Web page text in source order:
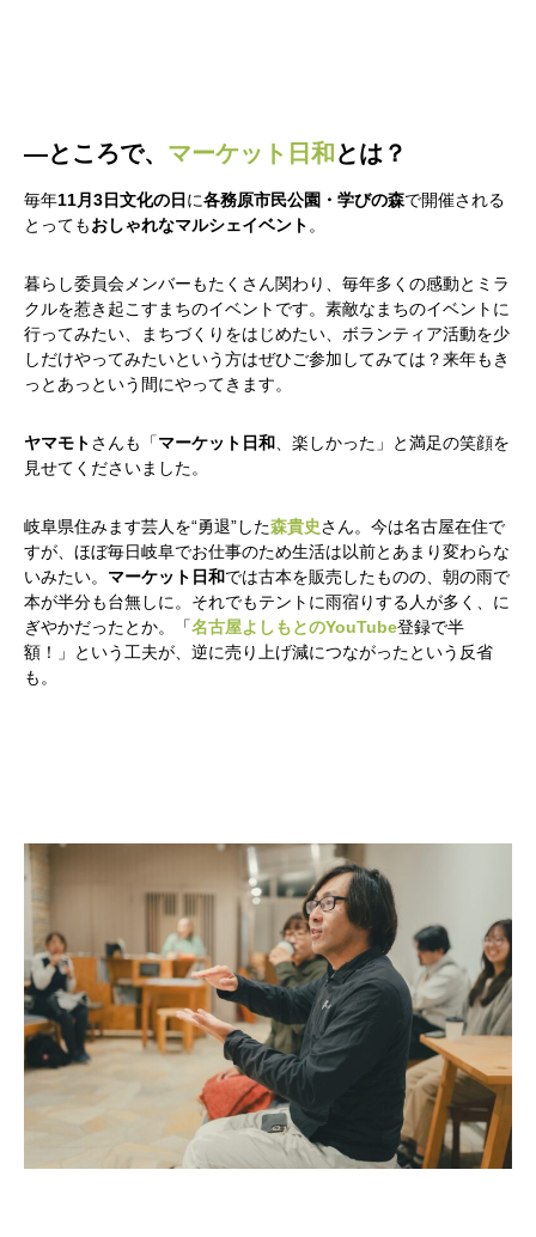
―ところで、 マーケット日和 とは？
毎年11月3日文化の日 に各務原市民公園・学びの森で開催される
とってもおしゃれなマルシェイベント 。
暮らし委員会メンバーもたくさん関わり、毎年多くの感動とミラ
クルを惹き起こすまちのイベントです。素敵なまちのイベントに
行ってみたい、まちづくりをはじめたい、ボランティア活動を少
しだけやってみたいという方はぜひご参加してみては？来年もき
っとあっという間にやってきます。
ヤマモトさんも「マーケット日和 、楽しかった」と満足の笑顔を
見せてくださいました。
岐阜県住みます芸人を“勇退”した森貴史さん。今は名古屋在住で
すが、ほぼ毎日岐阜でお仕事のため生活は以前とあまり変わらな
いみたい。 マーケット日和では古本を販売したものの、朝の雨で
本が半分も台無しに。それでもテントに雨宿りする人が多く、に
ぎやかだったとか。「名古屋よしもとのYouTube登録で半
額！」という工夫が、逆に売り上げ減につながったという反省
も。